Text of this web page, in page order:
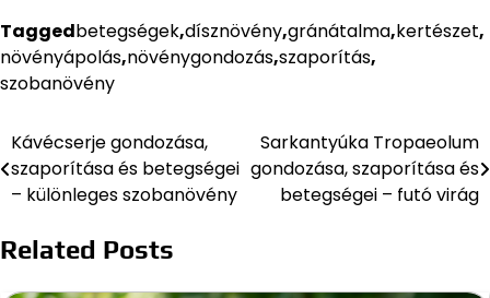
Taggedbetegségek,dísznövény,gránátalma,kertészet,
növényápolás,növénygondozás,szaporítás,
szobanövény
Bejegyzés
navigáció
Kávécserje gondozása,
szaporítása és betegségei
– különleges szobanövény
Sarkantyúka Tropaeolum
gondozása, szaporítása és
betegségei – futó virág
Related Posts